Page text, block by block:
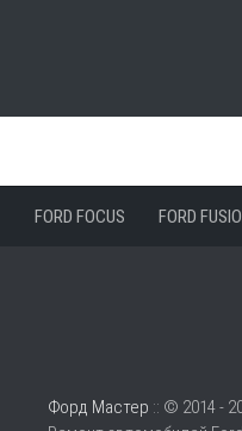
FORD FOCUS FORD
Форд Мастер :: © 2014 -